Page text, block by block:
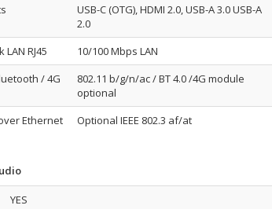
USB-C (OTG), HDMI 2.0, USB-A 3.0 USB-A
2.0
RJ45
10/100 Mbps LAN
/ 4G
802.11 b/g/n/ac / BT 4.0 /4G module
optional
Ethernet
Optional IEEE 802.3 af/at
YES